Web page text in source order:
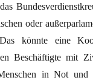
oder
könnte eine
Beschäftigte mit
in Not und